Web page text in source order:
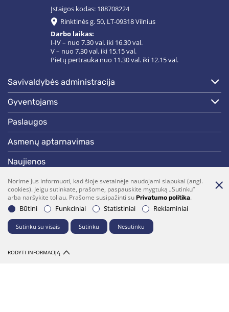
Įstaigos kodas: 188708224
Rinktinės g. 50, LT-09318 Vilnius
Darbo laikas:
I-IV – nuo 7.30 val. iki 16.30 val.
V – nuo 7.30 val. iki 15.15 val.
Pietų pertrauka nuo 11.30 val. iki 12.15 val.
savivaldybės administracija
gyventojams
paslaugos
asmenų aptarnavimas
naujienos
skelbimai
darbotvarkės
Bendraukime
Norime Jus informuoti, kad šioje svetainėje naudojami slapukai (angl.
cookies). Jeigu sutinkate, prašome, paspauskite mygtuką „Sutinku“
arba naršykite toliau. Prašome susipažinti su Privatumo politika.
Būtini
Funkciniai Statistiniai Reklaminiai
Sutinku su visais Sutinku Nesutinku
RODYTI INFORMACIJĄ